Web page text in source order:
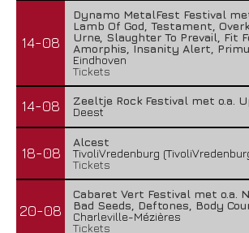
14-08
Dynamo MetalFest Festival
Lamb Of God, Testament,
Urne, Slaughter To Prevail, Fit
Amorphis, Insanity Alert,
Eindhoven
Tickets
14-08
Zeeltje Rock Festival met o.a.
Deest
18-08
Alcest
TivoliVredenburg
Tickets
20-08
Cabaret Vert Festival met o.a.
Bad Seeds, Deftones, Body
Charleville-Mézières
Tickets